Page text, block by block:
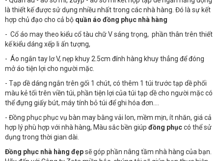
là thiết kế được sử dụng nhiều nhất trong các nhà hàng. Đó là sự kết
hợp chủ đạo cho cả bộ quần áo đồng phục nhà hàng
- Cổ áo may theo kiểu cổ tàu chữ V sáng trọng, phần thân trên thiết
kế kiểu dáng xếp li ấn tượng,
- Áo ngắn tay lơ V, nẹp khuy 2.5cm đính hàng khuy thẳng để đóng
mở áo tiện lợi cho người mặc.
- Tạp dề dáng ngắn trên gối 1 chút, có thêm 1 túi trước tạp dề phối
màu kẻ tối trên viền túi, phần tiện lợi của túi tạp dề cho người mặc có
thể đựng giấy bút, máy tính bỏ túi để ghi hóa đơn….
- Đồng phục phục vụ bàn may bằng vải lon, mềm mịn, ít nhăn, giá cả
hợp lý phù hợp với nhà hàng, Màu sắc bền giúp đồng phụccó thể sử
dụng trong thời gian dài.
Đồng phục nhà hàng đẹpsẽ góp phần nâng tầm nhà hàng của bạn.